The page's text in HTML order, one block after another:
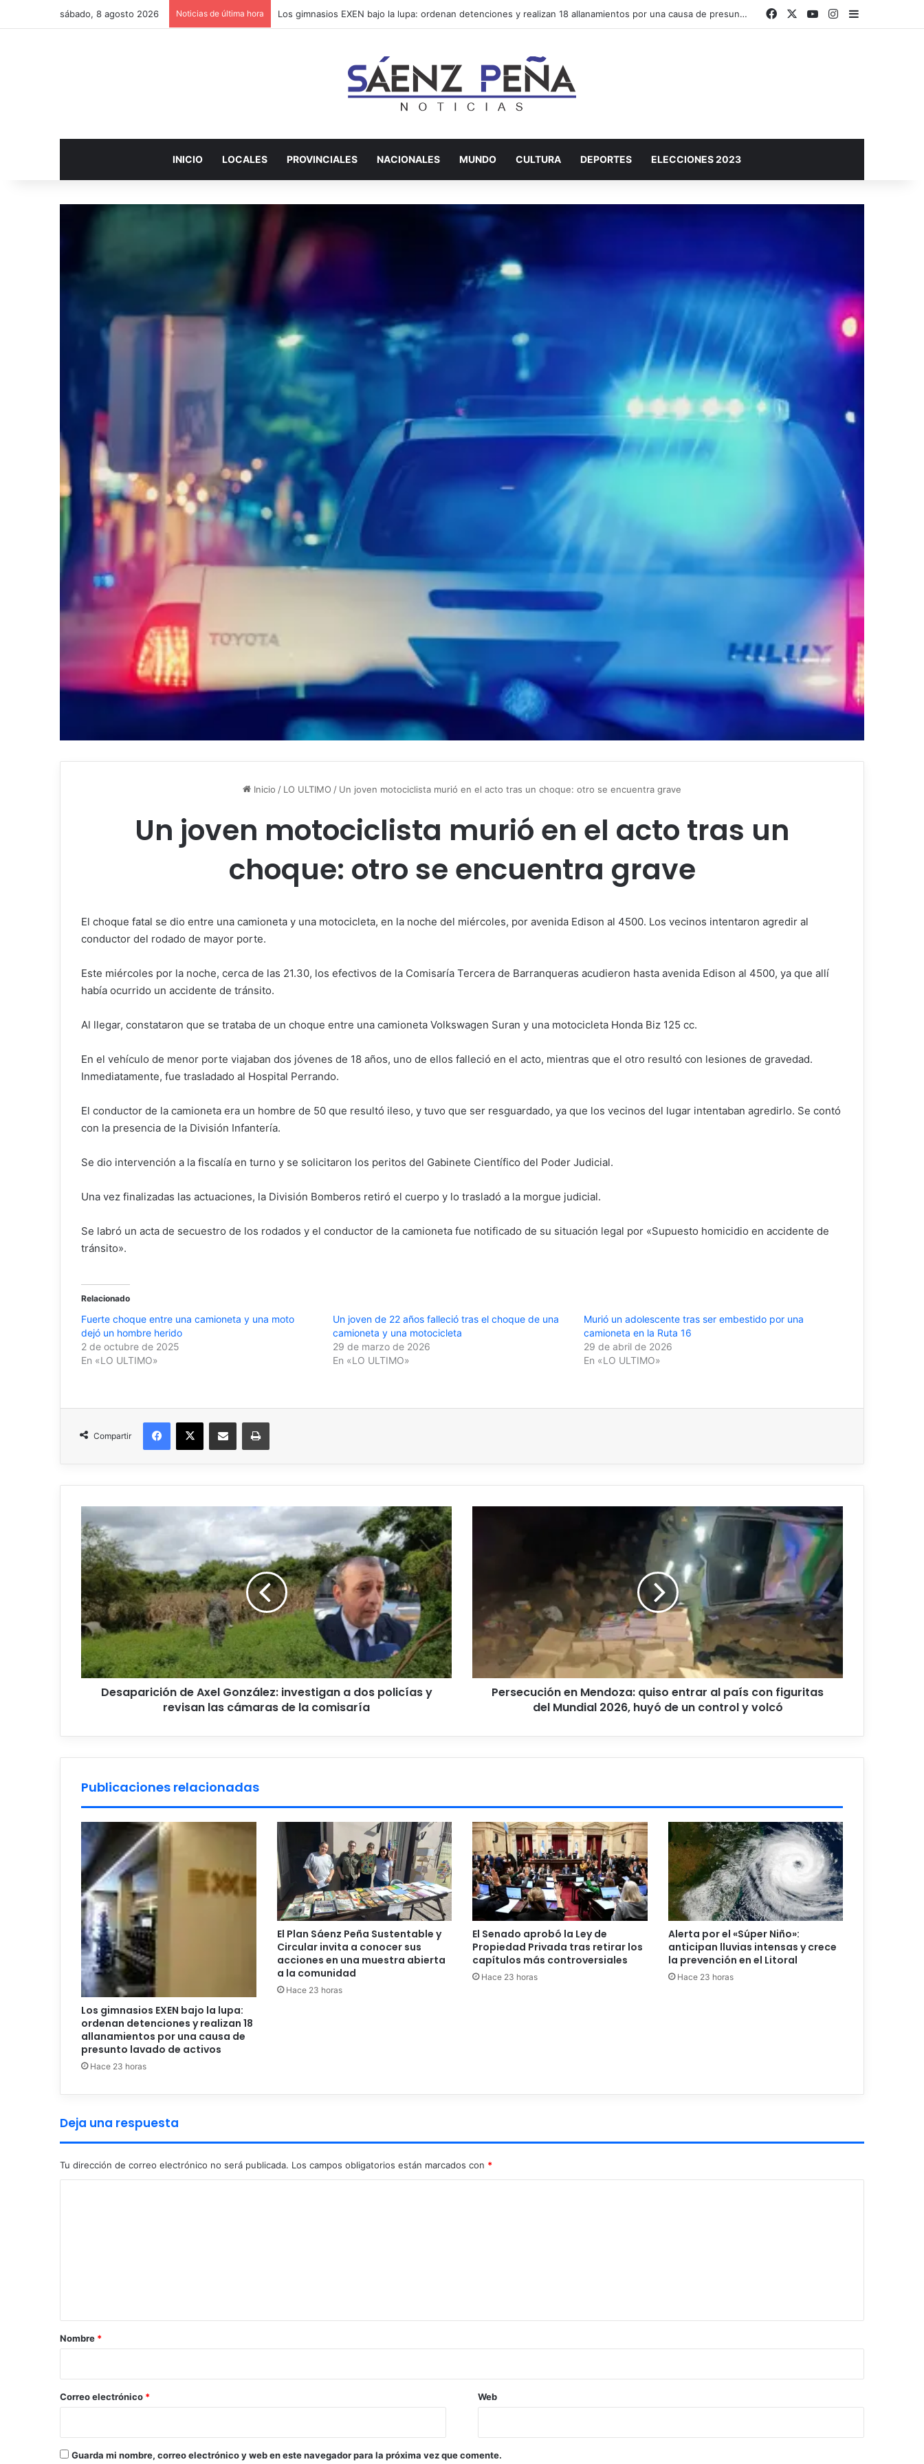
sábado, 8 agosto 2026 Noticias de última hora El Plan Sáenz Peña Sustentable y Circular invita a conocer sus acciones en una muestra abierta a la comunidad FacebookYouTubeInstagram
Barra lateral
INICIO LOCALES PROVINCIALES NACIONALES MUNDO CULTURA DEPORTES ELECCIONES 2023
Inicio / LO ULTIMO / Un joven motociclista murió en el acto tras un choque: otro se encuentra grave
Un joven motociclista murió en el acto tras un
choque: otro se encuentra grave
El choque fatal se dio entre una camioneta y una motocicleta, en la noche del miércoles, por avenida Edison al 4500. Los vecinos intentaron agredir al
conductor del rodado de mayor porte.
Este miércoles por la noche, cerca de las 21.30, los efectivos de la Comisaría Tercera de Barranqueras acudieron hasta avenida Edison al 4500, ya que allí
había ocurrido un accidente de tránsito.
Al llegar, constataron que se trataba de un choque entre una camioneta Volkswagen Suran y una motocicleta Honda Biz 125 cc.
En el vehículo de menor porte viajaban dos jóvenes de 18 años, uno de ellos falleció en el acto, mientras que el otro resultó con lesiones de gravedad.
Inmediatamente, fue trasladado al Hospital Perrando.
El conductor de la camioneta era un hombre de 50 que resultó ileso, y tuvo que ser resguardado, ya que los vecinos del lugar intentaban agredirlo. Se contó
con la presencia de la División Infantería.
Se dio intervención a la fiscalía en turno y se solicitaron los peritos del Gabinete Científico del Poder Judicial.
Una vez finalizadas las actuaciones, la División Bomberos retiró el cuerpo y lo trasladó a la morgue judicial.
Se labró un acta de secuestro de los rodados y el conductor de la camioneta fue notificado de su situación legal por «Supuesto homicidio en accidente de
tránsito».
Relacionado
Fuerte choque entre una camioneta y una moto
dejó un hombre herido
2 de octubre de 2025
En «LO ULTIMO»
Un joven de 22 años falleció tras el choque de una
camioneta y una motocicleta
29 de marzo de 2026
En «LO ULTIMO»
Murió un adolescente tras ser embestido por una
camioneta en la Ruta 16
29 de abril de 2026
En «LO ULTIMO»
Compartir
Facebook
X Compartir por correo electrónicoImprimir
Desaparición
de
Axel
González:
investigan
dos
policías
y
revisan
las
cámaras
Desaparición de Axel González: investigan a dos policías y
revisan las cámaras de la comisaría
figuritas
del
volcó
Persecución en Mendoza: quiso entrar al país con figuritas
del Mundial 2026, huyó de un control y volcó
Publicaciones relacionadas
Los gimnasios EXEN bajo la lupa:
ordenan detenciones y realizan 18
allanamientos por una causa de
presunto lavado de activos
Hace 23 horas
El Plan Sáenz Peña Sustentable y
Circular invita a conocer sus
acciones en una muestra abierta
a la comunidad
Hace 23 horas
El Senado aprobó la Ley de
Propiedad Privada tras retirar los
capítulos más controversiales
Hace 23 horas
Alerta por el «Súper Niño»:
anticipan lluvias intensas y crece
la prevención en el Litoral
Hace 23 horas
Deja una respuesta
Tu dirección de correo electrónico no será publicada. Los campos obligatorios están marcados con *
r
*
Nombre *
Correo electrónico * Web
Guarda mi nombre, correo electrónico y web en este navegador para la próxima vez que comente.